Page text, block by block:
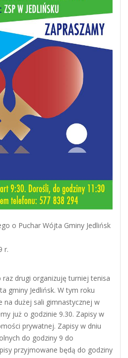
o Puchar Wójta Gminy Jedlińsk
r.
raz drugi organizuję turniej tenisa
gminy Jedlińsk. W tym roku
na dużej sali gimnastycznej w
już o godzinie 9.30. Zapisy w
prywatnej. Zapisy w dniu
do godziny 9 do
przyjmowane będą do godziny